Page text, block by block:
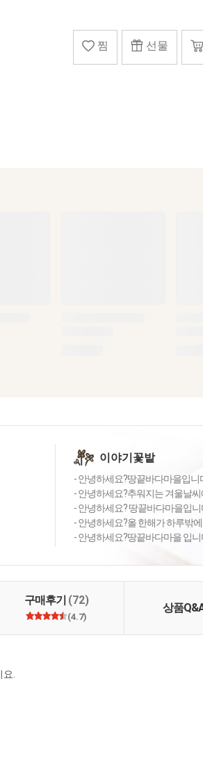
찜 선물
이야기꽃밭
- 안녕하세요?땅끝바다마을입니
- 안녕하세요?추워지는 겨울날씨
- 안녕하세요? 땅끝바다마을입니
- 안녕하세요?올 한해가 하루밖
- 안녕하세요?땅끝바다마을 입니
구매후기 (72)
(4.7)
상품
하십시요.